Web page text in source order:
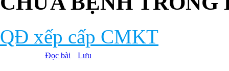
QĐ xếp cấp CMKT
Đọc bài Lưu